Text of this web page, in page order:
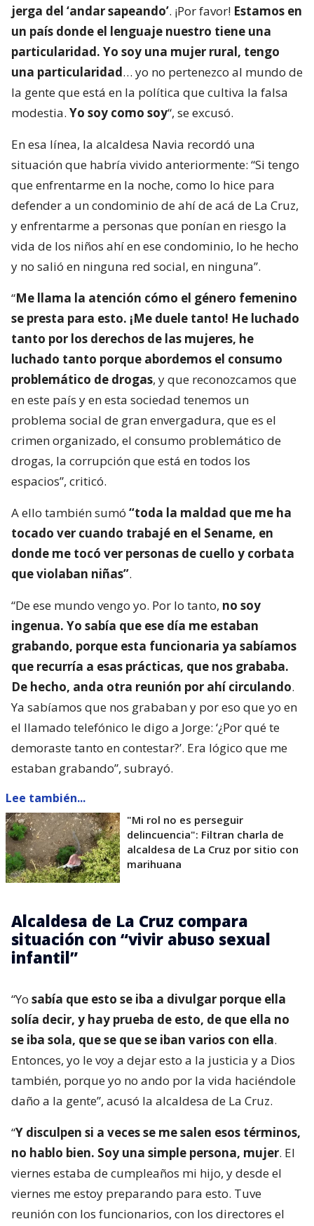
jerga del ‘andar sapeando’. ¡Por favor! Estamos en
un país donde el lenguaje nuestro tiene una
particularidad. Yo soy una mujer rural, tengo
una particularidad… yo no pertenezco al mundo de
la gente que está en la política que cultiva la falsa
modestia. Yo soy como soy“, se excusó.
En esa línea, la alcaldesa Navia recordó una
situación que habría vivido anteriormente: “Si tengo
que enfrentarme en la noche, como lo hice para
defender a un condominio de ahí de acá de La Cruz,
y enfrentarme a personas que ponían en riesgo la
vida de los niños ahí en ese condominio, lo he hecho
y no salió en ninguna red social, en ninguna”.
“Me llama la atención cómo el género femenino
se presta para esto. ¡Me duele tanto! He luchado
tanto por los derechos de las mujeres, he
luchado tanto porque abordemos el consumo
problemático de drogas, y que reconozcamos que
en este país y en esta sociedad tenemos un
problema social de gran envergadura, que es el
crimen organizado, el consumo problemático de
drogas, la corrupción que está en todos los
espacios”, criticó.
A ello también sumó “toda la maldad que me ha
tocado ver cuando trabajé en el Sename, en
donde me tocó ver personas de cuello y corbata
que violaban niñas”.
“De ese mundo vengo yo. Por lo tanto, no soy
ingenua. Yo sabía que ese día me estaban
grabando, porque esta funcionaria ya sabíamos
que recurría a esas prácticas, que nos grababa.
De hecho, anda otra reunión por ahí circulando.
Ya sabíamos que nos grababan y por eso que yo en
el llamado telefónico le digo a Jorge: ‘¿Por qué te
demoraste tanto en contestar?’. Era lógico que me
estaban grabando”, subrayó.
Lee también...
"Mi rol no es perseguir
delincuencia": Filtran charla de
alcaldesa de La Cruz por sitio con
marihuana
Alcaldesa de La Cruz compara
situación con “vivir abuso sexual
infantil”
“Yo sabía que esto se iba a divulgar porque ella
solía decir, y hay prueba de esto, de que ella no
se iba sola, que se que se iban varios con ella.
Entonces, yo le voy a dejar esto a la justicia y a Dios
también, porque yo no ando por la vida haciéndole
daño a la gente”, acusó la alcaldesa de La Cruz.
“Y disculpen si a veces se me salen esos términos,
no hablo bien. Soy una simple persona, mujer. El
viernes estaba de cumpleaños mi hijo, y desde el
viernes me estoy preparando para esto. Tuve
reunión con los funcionarios, con los directores el